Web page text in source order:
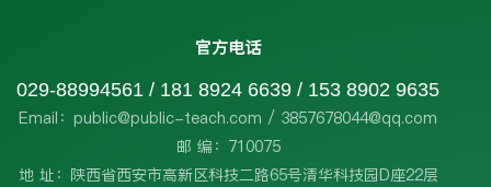
官方电话
029-88994561 / 181 8924 6639 / 153 8902 9635
Email：public@public-teach.com / 3857678044@qq.com
邮 编：710075
地 址：陕西省西安市高新区科技二路65号清华科技园D座22层